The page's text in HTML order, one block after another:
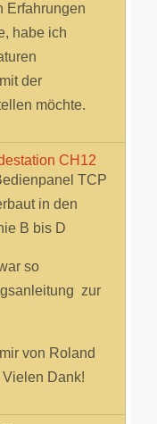
Erfahrungen
habe ich
der
möchte.
CH12
TCP
in den
B bis D
so
zur
von Roland
Dank!